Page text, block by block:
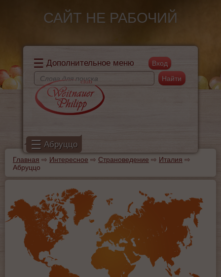
САЙТ НЕ РАБОЧИЙ
☰ Дополнительное меню
Форма поиска
Поиск
☰ Абруццо
Вы здесь
Главная ⇨ Интересное ⇨ Страноведение ⇨ Италия ⇨
Абруццо